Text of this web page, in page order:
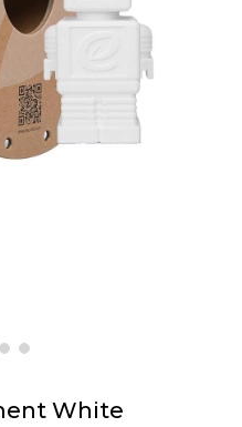
White